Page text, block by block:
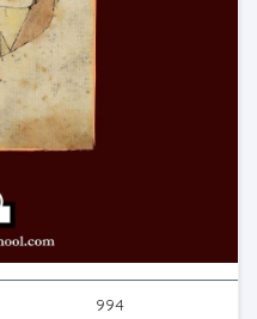
994